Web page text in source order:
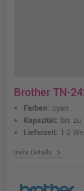
Brother TN-
Farben: cyan
Kapazität: bis zu
Lieferzeit: 1-2
mehr Details chevron_right